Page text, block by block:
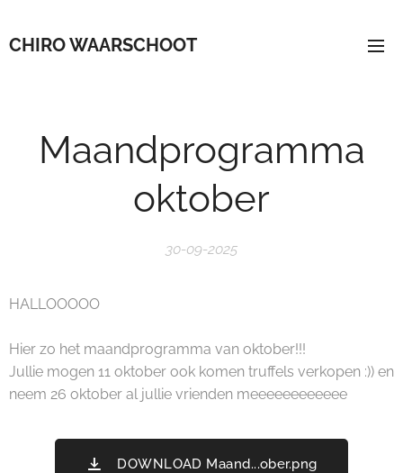
CHIRO WAARSCHOOT
Maandprogramma
oktober
30-09-2025
HALLOOOOO
Hier zo het maandprogramma van oktober!!!
Jullie mogen 11 oktober ook komen truffels verkopen :)) en
neem 26 oktober al jullie vrienden meeeeeeeeeeee
DOWNLOAD Maand...ober.png